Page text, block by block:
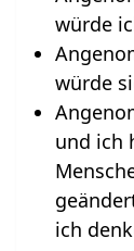
würde
würde
und ich
ich